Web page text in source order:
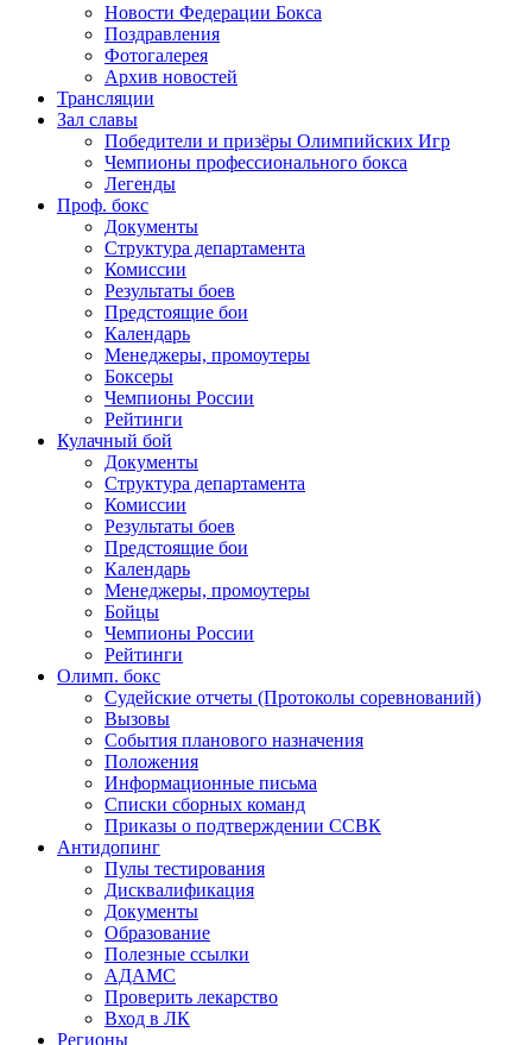
Новости Федерации Бокса
Поздравления
Фотогалерея
Архив новостей
Трансляции
Зал славы
Победители и призёры Олимпийских Игр
Чемпионы профессионального бокса
Легенды
Проф. бокс
Документы
Структура департамента
Комиссии
Результаты боев
Предстоящие бои
Календарь
Менеджеры, промоутеры
Боксеры
Чемпионы России
Рейтинги
Кулачный бой
Документы
Структура департамента
Комиссии
Результаты боев
Предстоящие бои
Календарь
Менеджеры, промоутеры
Бойцы
Чемпионы России
Рейтинги
Олимп. бокс
Судейские отчеты (Протоколы соревнований)
Вызовы
События планового назначения
Положения
Информационные письма
Списки сборных команд
Приказы о подтверждении ССВК
Антидопинг
Пулы тестирования
Дисквалификация
Документы
Образование
Полезные ссылки
АДАМС
Проверить лекарство
Вход в ЛК
Регионы